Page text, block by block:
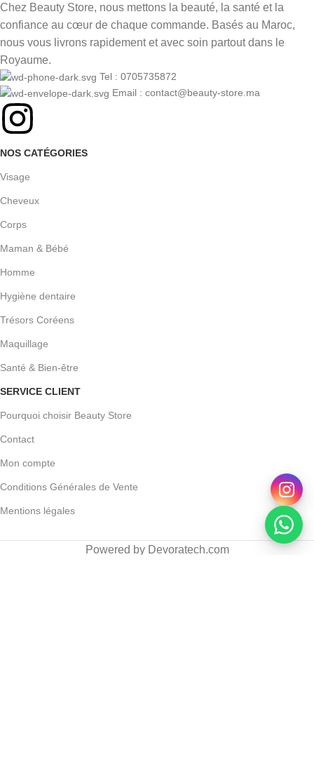
Chez Beauty Store, nous mettons la beauté, la santé et la
confiance au cœur de chaque commande. Basés au Maroc,
nous vous livrons rapidement et avec soin partout dans le
Royaume.
Tel : 0705735872
Email : contact@beauty-store.ma
NOS CATÉGORIES
Visage
Cheveux
Corps
Maman & Bébé
Homme
Hygiène dentaire
Trésors Coréens
Maquillage
Santé & Bien-être
SERVICE CLIENT
Pourquoi choisir Beauty Store
Contact
Mon compte
Conditions Générales de Vente
Mentions légales
Powered by Devoratech.com